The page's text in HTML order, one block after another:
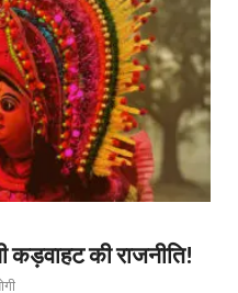
कड़वाहट की राजनीति!